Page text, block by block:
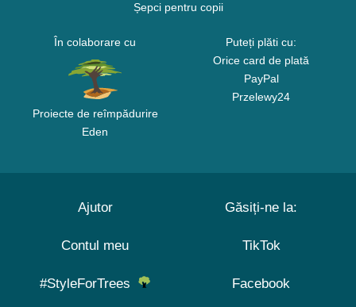
Șepci pentru copii
În colaborare cu
Proiecte de reîmpădurire
Eden
Puteți plăti cu:
Orice card de plată
PayPal
Przelewy24
Ajutor
Contul meu
#StyleForTrees
Găsiți-ne la:
TikTok
Facebook